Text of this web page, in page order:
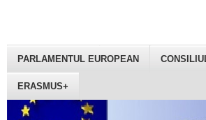
PARLAMENTUL EUROPEAN
ERASMUS+